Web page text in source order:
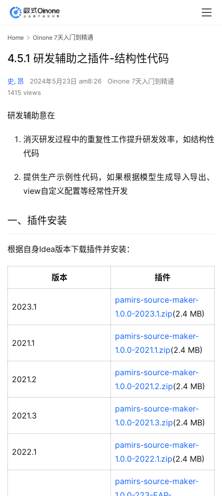
Home Oinone 7天入门到精通
4.5.1 研发辅助之插件-结构性代码
史, 昂 2024年5月23日 am8:26
Oinone 7天入门到精通
1415 views
研发辅助意在
消灭研发过程中的重复性工作提升研发效率，如结构性
代码
提供生产示例性代码，如果根据模型生成导入导出、
view自定义配置等经常性开发
一、插件安装
根据自身Idea版本下载插件并安装：
版本 插件
2023.1
pamirs-source-maker-
1.0.0-2023.1.zip(2.4 MB)
2021.1
pamirs-source-maker-
1.0.0-2021.1.zip(2.4 MB)
2021.2
pamirs-source-maker-
1.0.0-2021.2.zip(2.4 MB)
2021.3
pamirs-source-maker-
1.0.0-2021.3.zip(2.4 MB)
2022.1
pamirs-source-maker-
1.0.0-2022.1.zip(2.4 MB)
pamirs-source-maker-